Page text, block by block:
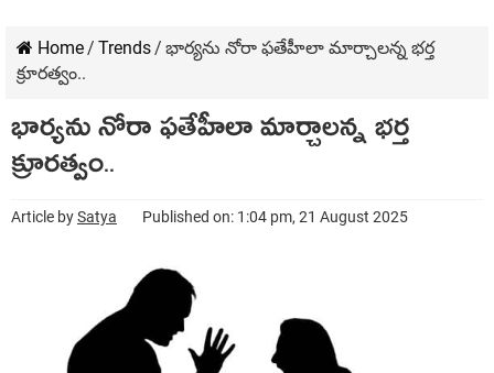
Home/ Trends/ భార్యను నోరా ఫతేహీలా మార్చాలన్న భర్త
క్రూరత్వం..
భార్యను నోరా ఫతేహీలా మార్చాలన్న భర్త
క్రూరత్వం..
Article bySatya Published on: 1:04 pm, 21 August 2025